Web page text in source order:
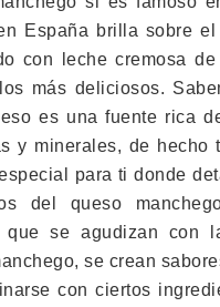
España brilla sobre el
con leche cremosa
más deliciosos.
es una fuente rica
y minerales, de hecho
para ti donde
del queso
que se agudizan con
se crean
con ciertos